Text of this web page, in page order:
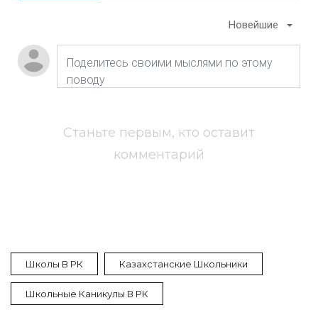
Новейшие
Станьте первым, кто оставит
комментарий
Школы В РК Казахстанские Школьники
Школьные Каникулы В РК